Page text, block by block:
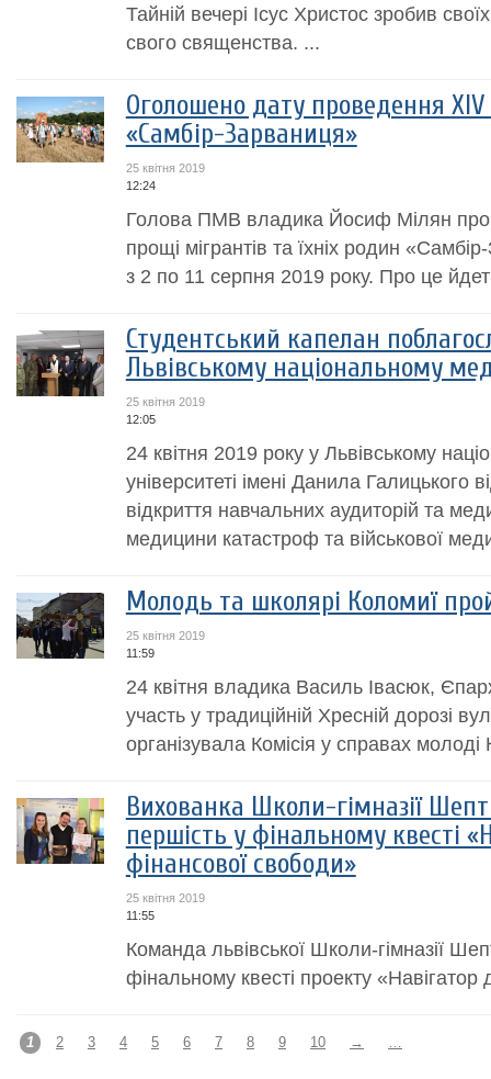
Тайній вечері Ісус Христос зробив
свого священства. ...
Оголошено дату проведення XIV
«Самбір-Зарваниця»
25 квітня 2019
12:24
Голова ПМВ владика Йосиф Мілян
прощі мігрантів та їхніх родин
з 2 по 11 серпня 2019 року. Про це
Студентський капелан
Львівському національному
25 квітня 2019
12:05
24 квітня 2019 року у Львівському
університеті імені Данила Галицького
відкриття навчальних аудиторій та
медицини катастроф та військової
Молодь та школярі Коломиї
25 квітня 2019
11:59
24 квітня владика Василь Івасюк,
участь у традиційній Хресній дорозі
організувала Комісія у справах молоді
Вихованка Школи-гімназії
першість у фінальному квесті
фінансової свободи»
25 квітня 2019
11:55
Команда львівської Школи-гімназії
фінальному квесті проекту
1 2 3 4 5 6 7 8 9 10 → …